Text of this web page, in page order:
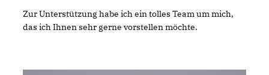
Zur Unterstützung habe ich ein tolles Team um mich,
das ich Ihnen sehr gerne vorstellen möchte.